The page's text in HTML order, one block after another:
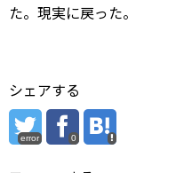
た。現実に戻った。
シェアする
error 0